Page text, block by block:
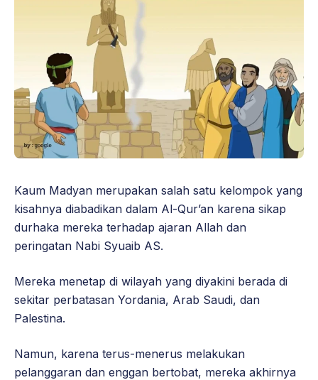
Kaum Madyan merupakan salah satu kelompok yang
kisahnya diabadikan dalam Al-Qur’an karena sikap
durhaka mereka terhadap ajaran Allah dan
peringatan Nabi Syuaib AS.
Mereka menetap di wilayah yang diyakini berada di
sekitar perbatasan Yordania, Arab Saudi, dan
Palestina.
Namun, karena terus-menerus melakukan
pelanggaran dan enggan bertobat, mereka akhirnya